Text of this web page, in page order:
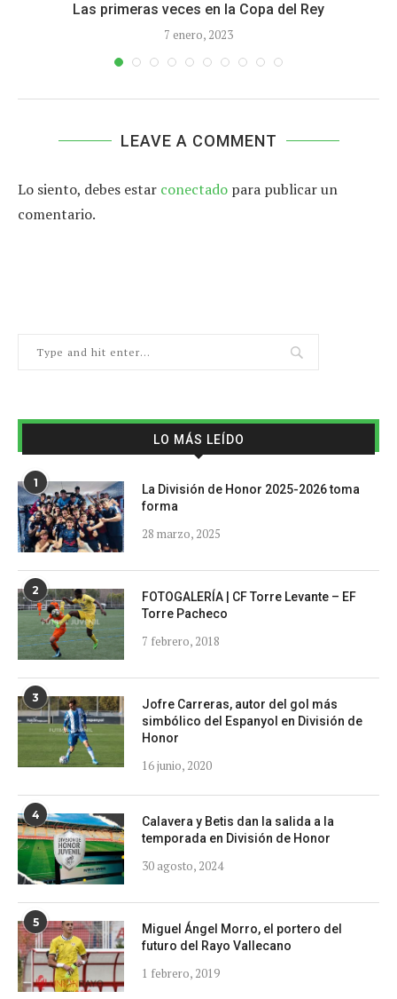
Las primeras veces en la Copa del Rey
7 enero, 2023
LEAVE A COMMENT
Lo siento, debes estar conectado para publicar un
comentario.
LO MÁS LEÍDO
1
La División de Honor 2025-2026 toma
forma
28 marzo, 2025
2
FOTOGALERÍA | CF Torre Levante – EF
Torre Pacheco
7 febrero, 2018
3
Jofre Carreras, autor del gol más
simbólico del Espanyol en División de
Honor
16 junio, 2020
4
Calavera y Betis dan la salida a la
temporada en División de Honor
30 agosto, 2024
5
Miguel Ángel Morro, el portero del
futuro del Rayo Vallecano
1 febrero, 2019